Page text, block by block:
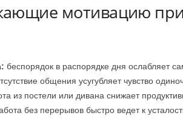
мотивацию при
беспорядок в распорядке дня ослабляет
общения усугубляет чувство
из постели или дивана снижает
без перерывов быстро ведет к